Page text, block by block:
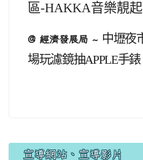
區-HAKKA音樂靚
@ 經濟發展局 ~ 中壢夜
場玩濾鏡抽APPLE手錶
宣導網站、宣導影片